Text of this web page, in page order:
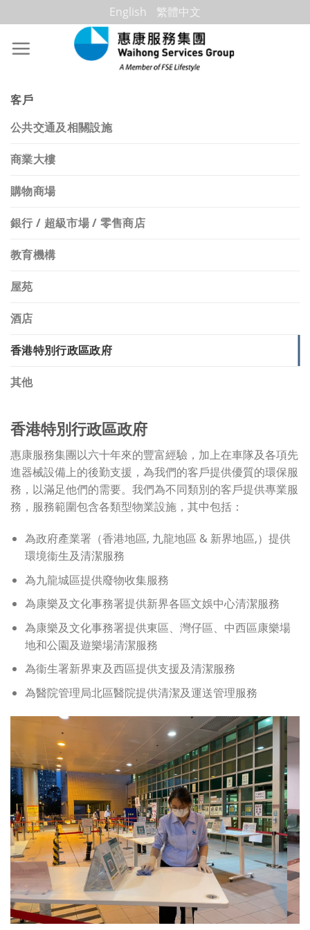
to
content
English 繁體中文
客戶
公共交通及相關設施
商業大樓
購物商場
銀行 / 超級市場 / 零售商店
教育機構
屋苑
酒店
香港特別行政區政府
其他
香港特別行政區政府
惠康服務集團以六十年來的豐富經驗，加上在車隊及各項先
進器械設備上的後勤支援，為我們的客戶提供優質的環保服
務，以滿足他們的需要。我們為不同類別的客戶提供專業服
務，服務範圍包含各類型物業設施，其中包括：
為政府產業署（香港地區, 九龍地區 & 新界地區,）提供
環境衞生及清潔服務
為九龍城區提供廢物收集服務
為康樂及文化事務署提供新界各區文娛中心清潔服務
為康樂及文化事務署提供東區、灣仔區、中西區康樂場
地和公園及遊樂場清潔服務
為衞生署新界東及西區提供支援及清潔服務
為醫院管理局北區醫院提供清潔及運送管理服務